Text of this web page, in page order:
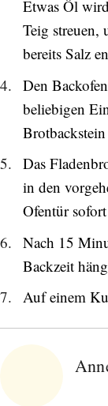
Etwas Öl
Teig streuen,
bereits Salz
Den
beliebigen
Das
in den
Ofentür
Nach 15
Backzeit
Auf einem
Orte,
neuen